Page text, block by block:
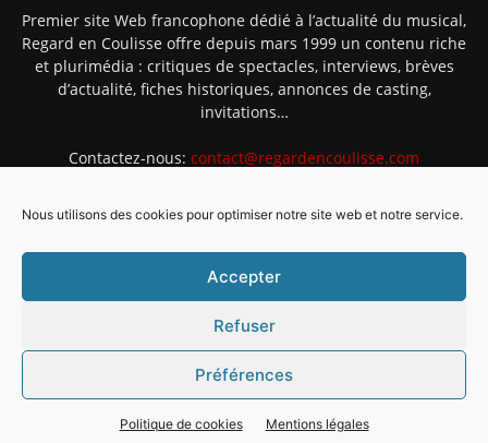
Nous utilisons des cookies pour optimiser notre site web et notre service.
Accepter
Refuser
Préférences
Politique de cookies Mentions légales
Premier site Web francophone dédié à l’actualité du musical,
Regard en Coulisse offre depuis mars 1999 un contenu riche
et plurimédia : critiques de spectacles, interviews, brèves
d’actualité, fiches historiques, annonces de casting,
invitations…
Contactez-nous: contact@regardencoulisse.com
Intégration Ghislain Fayard
Mentions légales